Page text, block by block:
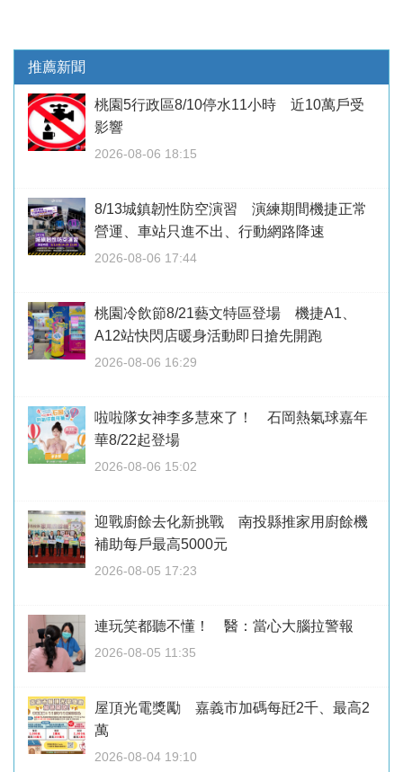
推薦新聞
桃園5行政區8/10停水11小時 近10萬戶受
影響
2026-08-06 18:15
8/13城鎮韌性防空演習 演練期間機捷正常
營運、車站只進不出、行動網路降速
2026-08-06 17:44
桃園冷飲節8/21藝文特區登場 機捷A1、
A12站快閃店暖身活動即日搶先開跑
2026-08-06 16:29
啦啦隊女神李多慧來了！ 石岡熱氣球嘉年
華8/22起登場
2026-08-06 15:02
迎戰廚餘去化新挑戰 南投縣推家用廚餘機
補助每戶最高5000元
2026-08-05 17:23
連玩笑都聽不懂！ 醫：當心大腦拉警報
2026-08-05 11:35
屋頂光電獎勵 嘉義市加碼每瓩2千、最高2
萬
2026-08-04 19:10